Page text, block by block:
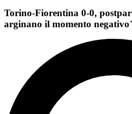
Torino-Fiorentina 0-0,
arginano il momento